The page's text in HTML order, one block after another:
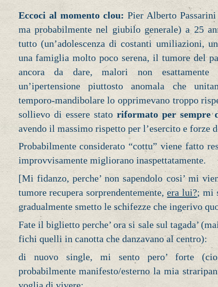
Eccoci al momento clou: Pier Alberto
ma probabilmente nel giubilo generale) a 25
tutto (un’adolescenza di costanti umiliazioni,
una famiglia molto poco serena, il tumore del
ancora da dare, malori non
un’ipertensione piuttosto anomala che
temporo-mandibolare lo opprimevano troppo
sollievo di essere stato riformato per sempre
avendo il massimo rispetto per l’esercito e forze
Probabilmente considerato “cottu” viene fatto
improvvisamente migliorano inaspettatamente.
[Mi fidanzo, perche’ non sapendolo cosi’ mi
tumore recupera sorprendentemente,era lui?; mi
gradualmente smetto le schifezze che ingerivo
Fate il biglietto perche’ ora si sale sul tagada’
fichi quelli in canotta che danzavano al centro):
di nuovo single, mi sento pero’ forte
probabilmente manifesto/esterno la mia